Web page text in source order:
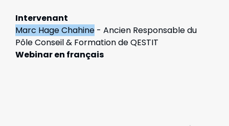
Intervenant
Marc Hage Chahine - Ancien Responsable du
Pôle Conseil & Formation de QESTIT
Webinar en français